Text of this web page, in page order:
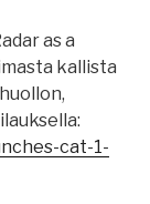
as a
kallista
cat-1-